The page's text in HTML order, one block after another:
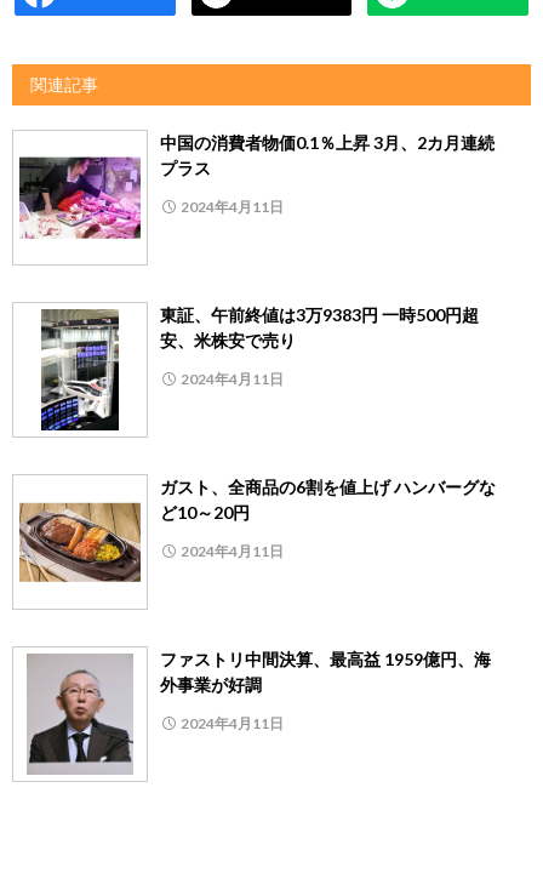
関連記事
中国の消費者物価0.1％上昇 3月、2カ月連続
プラス
2024年4月11日
東証、午前終値は3万9383円 一時500円超
安、米株安で売り
2024年4月11日
ガスト、全商品の6割を値上げ ハンバーグな
ど10～20円
2024年4月11日
ファストリ中間決算、最高益 1959億円、海
外事業が好調
2024年4月11日